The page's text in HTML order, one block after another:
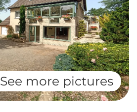
See more pictures